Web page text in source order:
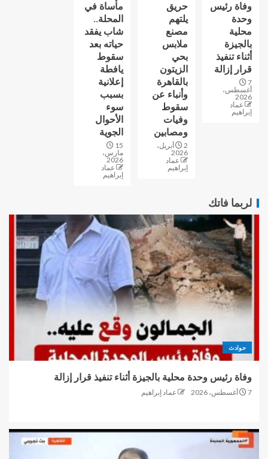
وفاة رئيس
وحدة
محلية
بالجيزة
أثناء تنفيذ
قرار إزالة
7
أغسطس،
2026
عماد
إبراهيم
حريق
يلتهم
مصنع
ملابس
بحي
الزيتون
بالقاهرة
وأنباء عن
سقوط
وفيات
ومصابين
2 أبريل،
2026
عماد
إبراهيم
مأساة في
المحلة..
شاب يفقد
حياته بعد
سقوط
يافطة
إعلانية
بسبب
سوء
الأحوال
الجوية
15
مارس،
2026
عماد
إبراهيم
لربما فاتك
حوادث
وفاة رئيس وحدة محلية بالجيزة أثناء تنفيذ قرار إزالة
7 أغسطس، 2026 عماد إبراهيم